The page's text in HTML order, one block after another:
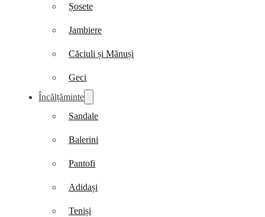
Șosete
Jambiere
Căciuli și Mănuși
Geci
Încălțăminte
Sandale
Balerini
Pantofi
Adidași
Teniși